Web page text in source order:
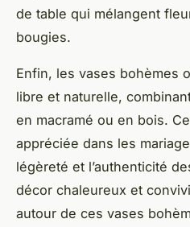
de table qui mélangent
bougies.
Enfin, les vases bohèmes
libre et naturelle,
en macramé ou en bois.
appréciée dans les
légèreté et l’authenticité
décor chaleureux et
autour de ces vases